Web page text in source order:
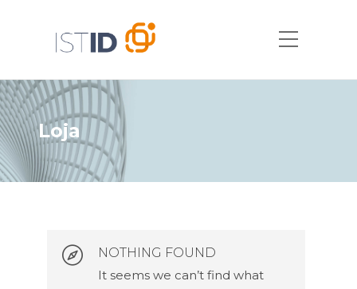
Loja
NOTHING FOUND
It seems we can’t find what